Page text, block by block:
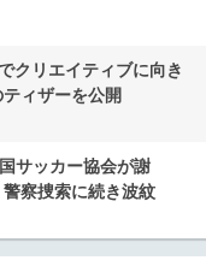
クリエイティブに向き
ィザーを公開
サッカー協会が謝
察捜索に続き波紋